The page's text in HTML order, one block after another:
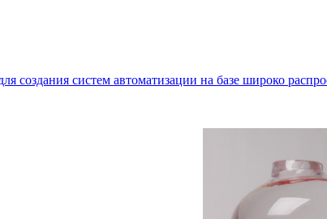
создания систем автоматизации на базе широко